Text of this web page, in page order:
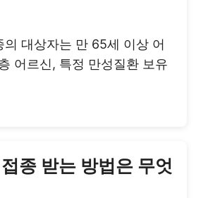
의 대상자는 만 65세 이상 어
어르신, 특정 만성질환 보유
종 받는 방법은 무엇